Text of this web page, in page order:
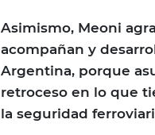
Asimismo, Meoni
acompañan y
Argentina, porque
retroceso en lo que
la seguridad